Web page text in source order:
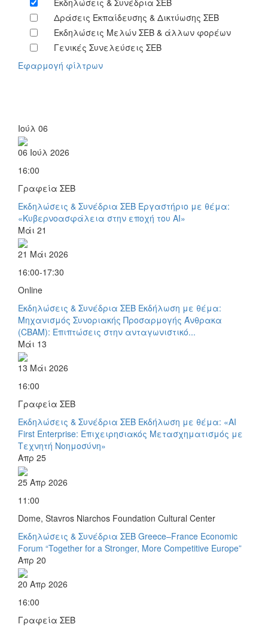
Δράσεις Εκπαίδευσης & Δικτύωσης ΣΕΒ
Εκδηλώσεις Μελών ΣΕΒ & άλλων φορέων
Γενικές Συνελεύσεις ΣΕΒ
Εφαρμογή φίλτρων
Ιούλ 06
06 Ιούλ 2026
16:00
Γραφεία ΣΕΒ
Εκδηλώσεις & Συνέδρια ΣΕΒ Εργαστήριο με θέμα:
«Κυβερνοασφάλεια στην εποχή του AI»
Μάι 21
21 Μάι 2026
16:00-17:30
Online
Εκδηλώσεις & Συνέδρια ΣΕΒ Εκδήλωση με θέμα:
Μηχανισμός Συνοριακής Προσαρμογής Άνθρακα
(CBAM): Επιπτώσεις στην ανταγωνιστικό...
Μάι 13
13 Μάι 2026
16:00
Γραφεία ΣΕΒ
Εκδηλώσεις & Συνέδρια ΣΕΒ Εκδήλωση με θέμα: «AI
First Enterprise: Επιχειρησιακός Μετασχηματισμός με
Τεχνητή Νοημοσύνη»
Απρ 25
25 Απρ 2026
11:00
Dome, Stavros Niarchos Foundation Cultural Center
Εκδηλώσεις & Συνέδρια ΣΕΒ Greece–France Economic
Forum “Together for a Stronger, More Competitive Europe”
Απρ 20
20 Απρ 2026
16:00
Γραφεία ΣΕΒ